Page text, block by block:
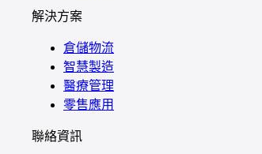
解決方案
倉儲物流
智慧製造
醫療管理
零售應用
聯絡資訊